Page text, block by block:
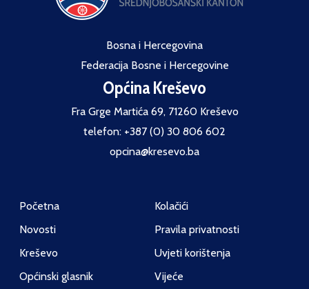
Bosna i Hercegovina
Federacija Bosne i Hercegovine
Općina Kreševo
Fra Grge Martića 69, 71260 Kreševo
telefon: +387 (0) 30 806 602
opcina@kresevo.ba
Početna
Novosti
Kreševo
Općinski glasnik
Kolačići
Pravila privatnosti
Uvjeti korištenja
Vijeće